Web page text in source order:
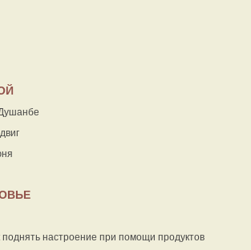
настроение при помощи продуктов